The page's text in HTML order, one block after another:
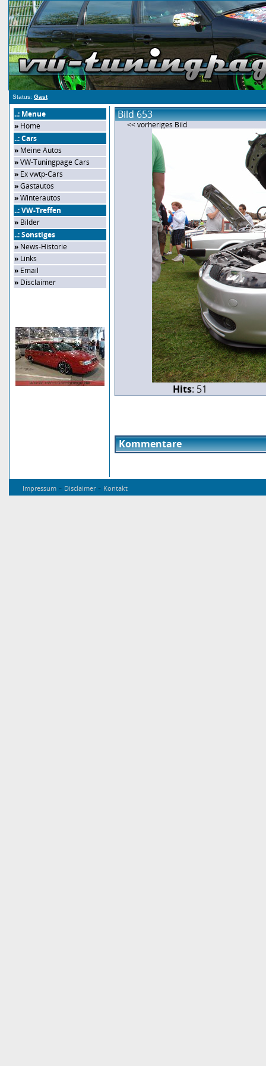
Status: Gast
..: Menue
» Home
..: Cars
» Meine Autos
»VW-Tuningpage Cars
» Ex vwtp-Cars
»Gastautos
»Winterautos
..: VW-Treffen
» Bilder
..: Sonstiges
» News-Historie
» Links
» Email
» Disclaimer
Bild 653
<< vorheriges Bild
Hits: 51
Kommentare
Impressum - Disclaimer- Kontakt